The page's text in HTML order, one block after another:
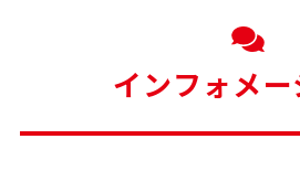
インフォメー